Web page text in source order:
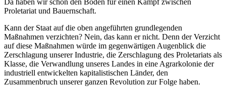
Da haben wir schon den Boden für einen Kampf zwischen
Proletariat und Bauernschaft.
Kann der Staat auf die oben angeführten grundlegenden
Maßnahmen verzichten? Nein, das kann er nicht. Denn der Verzicht
auf diese Maßnahmen würde im gegenwärtigen Augenblick die
Zerschlagung unserer Industrie, die Zerschlagung des Proletariats als
Klasse, die Verwandlung unseres Landes in eine Agrarkolonie der
industriell entwickelten kapitalistischen Länder, den
Zusammenbruch unserer ganzen Revolution zur Folge haben.